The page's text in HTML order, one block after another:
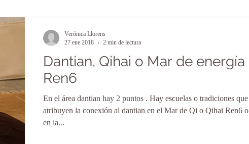
Dantian, Qihai o Mar de energía
Ren6
En el área dantian hay 2 puntos . Hay escuelas o tradiciones que
atribuyen la conexión al dantian en el Mar de Qi o Qihai Ren6 o
en la...
Verónica Llorens
27 ene 2018
2 min de lectura